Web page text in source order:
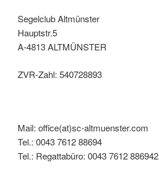
Segelclub Altmünster
Hauptstr.5
A-4813 ALTMÜNSTER
ZVR-Zahl: 540728893
Mail: office(at)sc-altmuenster.com
Tel.: 0043 7612 88694
Tel.: Regattabüro: 0043 7612 886942